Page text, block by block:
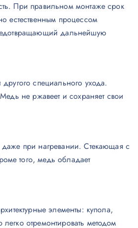
При правильном монтаже срок
естественным процессом
дальнейшую
специального ухода.
не ржавеет и сохраняет свои
при нагревании. Стекающая с
того, медь обладает
элементы: купола,
отремонтировать методом